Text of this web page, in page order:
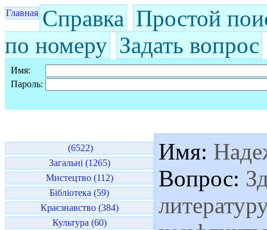
Главная Справка Простой
по номеру Задать вопрос
Имя:
Пароль:
(6522)
Загальні (1265)
Мистецтво (112)
Бібліотека (59)
Краєзнавство (384)
Культура (60)
Имя:
Вопрос: